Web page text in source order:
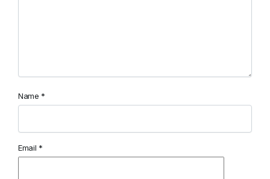
Name *
Email *